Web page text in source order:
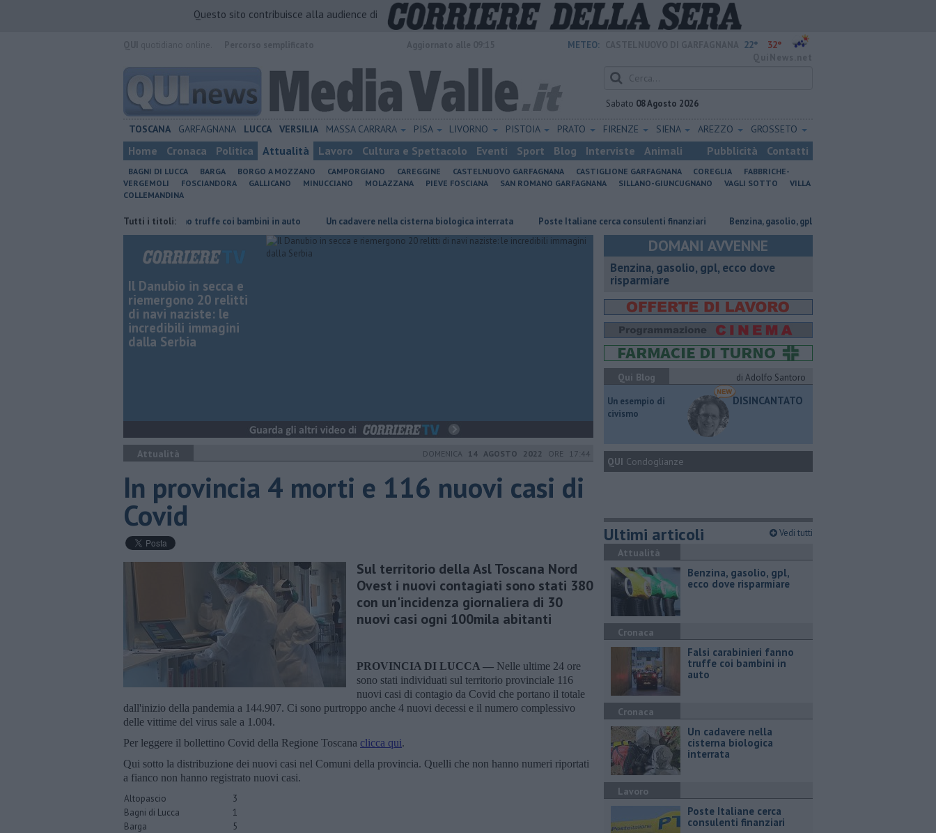
Questo sito contribuisce alla audience di
METEO: 22° 32°
Sabato 08 Agosto 2026
TOSCANA GARFAGNANA LUCCA VERSILIA MASSA CARRARA PISA LIVORNO PISTOIA PRATO FIRENZE SIENA AREZZO GROSSETO
Home Cronaca Politica Attualità Lavoro Cultura e Spettacolo Eventi Sport Blog Interviste Animali Pubblicità Contatti
BAGNI DI LUCCA BARGA BORGO A MOZZANO CAMPORGIANO CAREGGINE CASTELNUOVO GARFAGNANA CASTIGLIONE GARFAGNANA COREGLIA
FABBRICHE-
VERGEMOLI
FOSCIANDORA GALLICANO MINUCCIANO MOLAZZANA PIEVE FOSCIANA SAN ROMANO GARFAGNANA SILLANO-GIUNCUGNANO VAGLI SOTTO
VILLA
COLLEMANDINA
Tutti i titoli:
Falsi carabinieri fanno truffe coi bambini in auto Un cadavere nella cisterna biologica interrata Poste Italiane cerca consulenti finanziari ​Benzina, gasolio, gpl, ecco dove risparmiare
Il Danubio in secca e
riemergono 20 relitti
di navi naziste: le
incredibili immagini
dalla Serbia
Attualità DOMENICA 14 AGOSTO 2022 ORE 17:44
In provincia 4 morti e 116 nuovi casi di
Covid
Sul territorio della Asl Toscana Nord
Ovest i nuovi contagiati sono stati 380
con un'incidenza giornaliera di 30
nuovi casi ogni 100mila abitanti
PROVINCIA DI LUCCA — Nelle ultime 24 ore
sono stati individuati sul territorio provinciale 116
nuovi casi di contagio da Covid che portano il totale
dall'inizio della pandemia a 144.907. Ci sono purtroppo anche 4 nuovi decessi e il numero complessivo
delle vittime del virus sale a 1.004.
Per leggere il bollettino Covid della Regione Toscana clicca qui.
Qui sotto la distribuzione dei nuovi casi nel Comuni della provincia. Quelli che non hanno numeri riportati
a fianco non hanno registrato nuovi casi.
Altopascio
3
Bagni di Lucca
1
Barga
5
DOMANI AVVENNE
​Benzina, gasolio, gpl, ecco dove
risparmiare
Qui Blog
di Adolfo Santoro
​Un esempio di
civismo
DISINCANTATO
QUI Condoglianze
Ultimi articoli Vedi tutti
Attualità
​Benzina, gasolio, gpl,
ecco dove risparmiare
Cronaca
Falsi carabinieri fanno
truffe coi bambini in
auto
Cronaca
Un cadavere nella
cisterna biologica
interrata
Lavoro
Poste Italiane cerca
consulenti finanziari